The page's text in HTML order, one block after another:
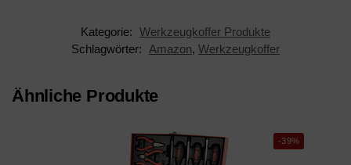
Kategorie: Werkzeugkoffer Produkte
Schlagwörter:
Amazon, Werkzeugkoffer
Ähnliche Produkte
-39%